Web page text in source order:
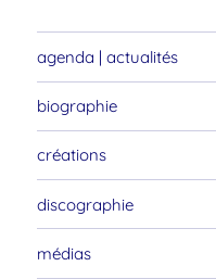
agenda | actualités
biographie
créations
discographie
médias